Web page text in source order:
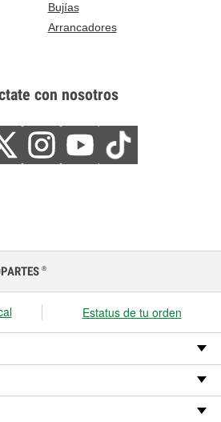
Bujías
Arrancadores
con nosotros
®
Estatus de tu orden